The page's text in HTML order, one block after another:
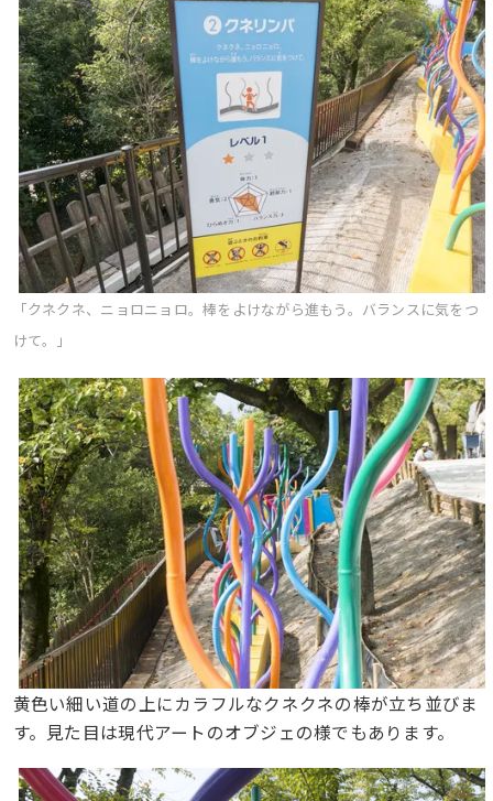
「クネクネ、ニョロニョロ。棒をよけながら進もう。バランスに気をつ
けて。」
黄色い細い道の上にカラフルなクネクネの棒が立ち並びま
す。見た目は現代アートのオブジェの様でもあります。